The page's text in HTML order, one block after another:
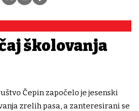
školovanja
Čepin započelo je jesenski
zrelih pasa, a zanteresirani se